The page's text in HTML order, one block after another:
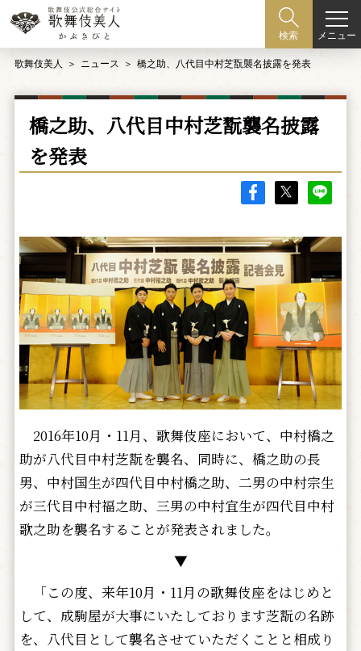
検索 メニュー
歌舞伎美人 ニュース 橋之助、八代目中村芝翫襲名披露を発表
橋之助、八代目中村芝翫襲名披露
を発表
2016年10月・11月、歌舞伎座において、中村橋之
助が八代目中村芝翫を襲名、同時に、橋之助の長
男、中村国生が四代目中村橋之助、二男の中村宗生
が三代目中村福之助、三男の中村宜生が四代目中村
歌之助を襲名することが発表されました。
▼
「この度、来年10月・11月の歌舞伎座をはじめと
して、成駒屋が大事にいたしております芝翫の名跡
を、八代目として襲名させていただくことと相成り